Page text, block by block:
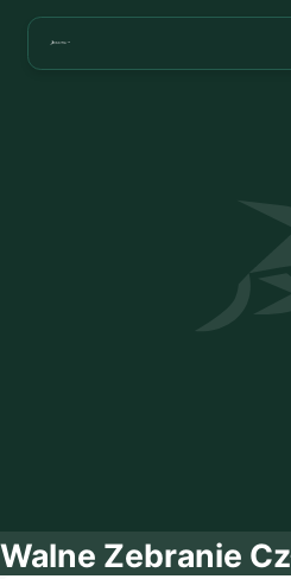
Walne Zebranie